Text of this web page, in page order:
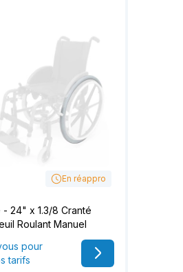
En réappro
- 24" x 1.3/8 Cranté
Roulant Manuel
pour
tarifs